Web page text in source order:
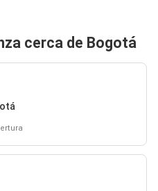
cerca de Bogotá